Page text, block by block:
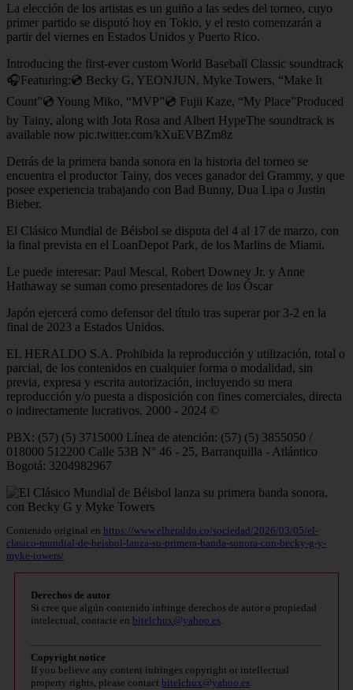
La elección de los artistas es un guiño a las sedes del torneo, cuyo
primer partido se disputó hoy en Tokio, y el resto comenzarán a
partir del viernes en Estados Unidos y Puerto Rico.
Introducing the first-ever custom World Baseball Classic soundtrack
🎧Featuring:💿 Becky G, YEONJUN, Myke Towers, “Make It
Count”💿 Young Miko, “MVP”💿 Fujii Kaze, “My Place”Produced
by Tainy, along with Jota Rosa and Albert HypeThe soundtrack is
available now pic.twitter.com/kXuEVBZm8z
Detrás de la primera banda sonora en la historia del torneo se
encuentra el productor Tainy, dos veces ganador del Grammy, y que
posee experiencia trabajando con Bad Bunny, Dua Lipa o Justin
Bieber.
El Clásico Mundial de Béisbol se disputa del 4 al 17 de marzo, con
la final prevista en el LoanDepot Park, de los Marlins de Miami.
Le puede interesar: Paul Mescal, Robert Downey Jr. y Anne
Hathaway se suman como presentadores de los Óscar
Japón ejercerá como defensor del título tras superar por 3-2 en la
final de 2023 a Estados Unidos.
EL HERALDO S.A. Prohibida la reproducción y utilización, total o
parcial, de los contenidos en cualquier forma o modalidad, sin
previa, expresa y escrita autorización, incluyendo su mera
reproducción y/o puesta a disposición con fines comerciales, directa
o indirectamente lucrativos. 2000 - 2024 ©
PBX: (57) (5) 3715000 Línea de atención: (57) (5) 3855050 /
018000 512200 Calle 53B N° 46 - 25, Barranquilla - Atlántico
Bogotá: 3204982967
Contenido original en https://www.elheraldo.co/sociedad/2026/03/05/el-
clasico-mundial-de-beisbol-lanza-su-primera-banda-sonora-con-becky-g-y-
myke-towers/
Derechos de autor
Si cree que algún contenido infringe derechos de autor o propiedad
intelectual, contacte en bitelchux@yahoo.es.
Copyright notice
If you believe any content infringes copyright or intellectual
property rights, please contact bitelchux@yahoo.es.